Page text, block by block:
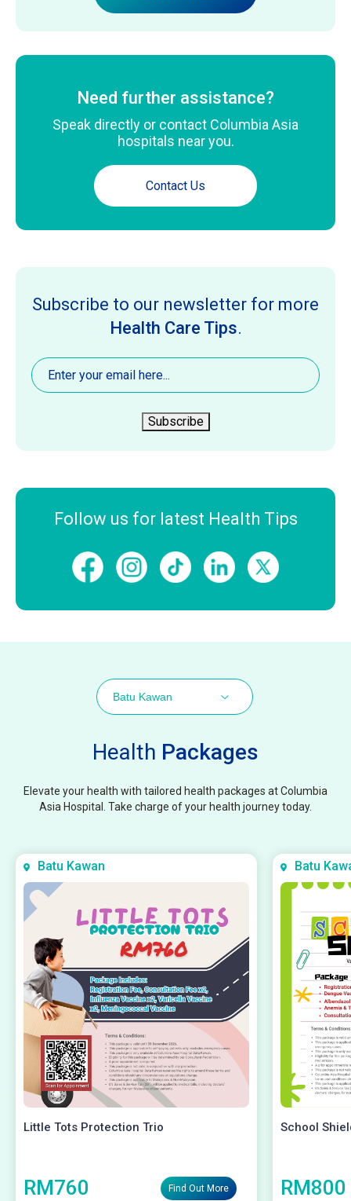
Need further assistance?
Speak directly or contact Columbia Asia
hospitals near you.
Contact Us
Subscribe to our newsletter for more
Health Care Tips.
Email(Required)
Subscribe
Follow us for latest Health Tips
Batu Kawan
Health Packages
Elevate your health with tailored health packages at Columbia
Asia Hospital. Take charge of your health journey today.
Batu Kawan
Little Tots Protection Trio
RM760 Find Out More
Batu
School
RM800